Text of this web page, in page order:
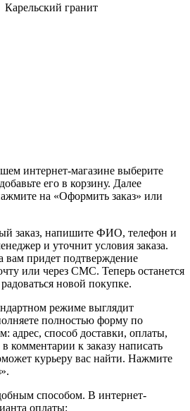
Карельский гранит
интернет-магазине выберите
его в корзину. Далее
на «Оформить заказ» или
заказ, напишите ФИО, телефон и
и уточнит условия заказа.
вам придет подтверждение
или через СМС. Теперь останется
новой покупке.
режиме выглядит
полностью форму по
адрес, способ доставки, оплаты,
комментарии к заказу написать
курьеру вас найти. Нажмите
способом. В интернет-
оплаты: